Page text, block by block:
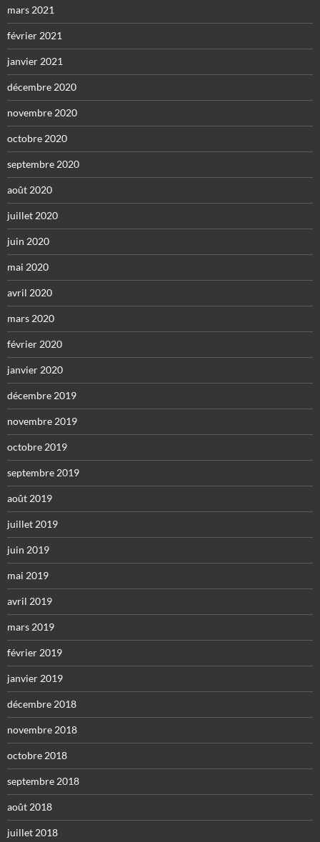
mars 2021
février 2021
janvier 2021
décembre 2020
novembre 2020
octobre 2020
septembre 2020
août 2020
juillet 2020
juin 2020
mai 2020
avril 2020
mars 2020
février 2020
janvier 2020
décembre 2019
novembre 2019
octobre 2019
septembre 2019
août 2019
juillet 2019
juin 2019
mai 2019
avril 2019
mars 2019
février 2019
janvier 2019
décembre 2018
novembre 2018
octobre 2018
septembre 2018
août 2018
juillet 2018